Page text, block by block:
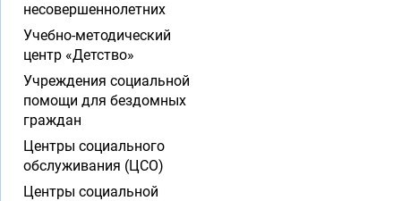
несовершеннолетних
Учебно-методический
центр «Детство»
Учреждения социальной
помощи для бездомных
граждан
Центры социального
обслуживания (ЦСО)
Центры социальной